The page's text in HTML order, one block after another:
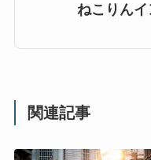
ねこりん
関連記事